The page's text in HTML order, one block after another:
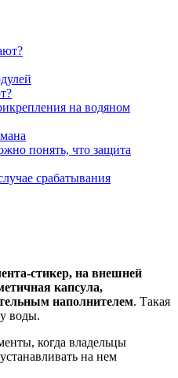
на водяном
понять, что защита
срабатывания
стикер, на внешней
капсула,
наполнителем. Такая
воды.
когда владельцы
на нем